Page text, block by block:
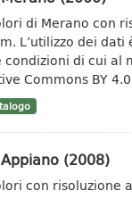
di Merano con
L’utilizzo dei dati
condizioni di cui al
Commons BY 4.0
(2008)
con risoluzione